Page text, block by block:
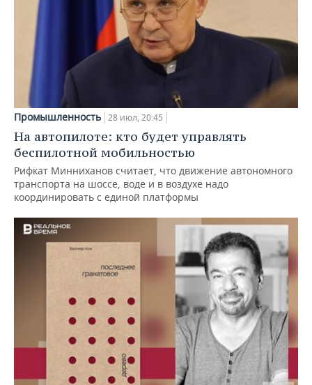
Промышленность 28 июл, 20:45
На автопилоте: кто будет управлять
беспилотной мобильностью
Рифкат Минниханов считает, что движение автономного
транспорта на шоссе, воде и в воздухе надо
координировать с единой платформы